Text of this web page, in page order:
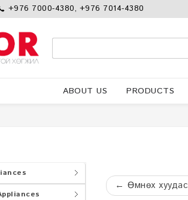
+976 7000-4380, +976 7014-4380
ABOUT US PRODUCTS
← Өмнөх хуудас